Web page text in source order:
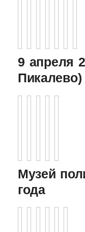
9 апреля
Пикалево)
Музей
года